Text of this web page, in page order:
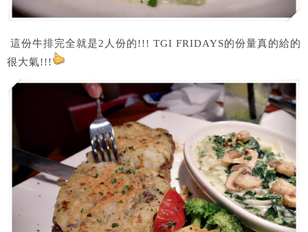
這份牛排完全就是2人份的!!! TGI FRIDAYS的份量真的給的
很大氣!!!